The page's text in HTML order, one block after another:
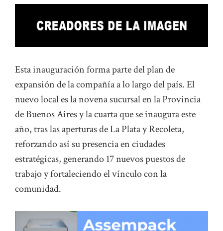
Esta inauguración forma parte del plan de
expansión de la compañía a lo largo del país. El
nuevo local es la novena sucursal en la Provincia
de Buenos Aires y la cuarta que se inaugura este
año, tras las aperturas de La Plata y Recoleta,
reforzando así su presencia en ciudades
estratégicas, generando 17 nuevos puestos de
trabajo y fortaleciendo el vínculo con la
comunidad.